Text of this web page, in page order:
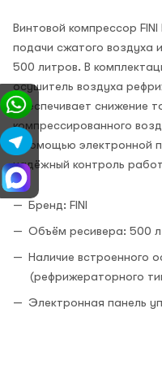
Винтовой компрессор
подачи сжатого
500 литров. В
осушитель воздуха
обеспечивает снижение
компрессированного
с помощью электронной
надёжный контроль
Бренд: FINI
Объём ресивера: 500 л
Наличие встроенного
(рефрижераторного
Электронная панель